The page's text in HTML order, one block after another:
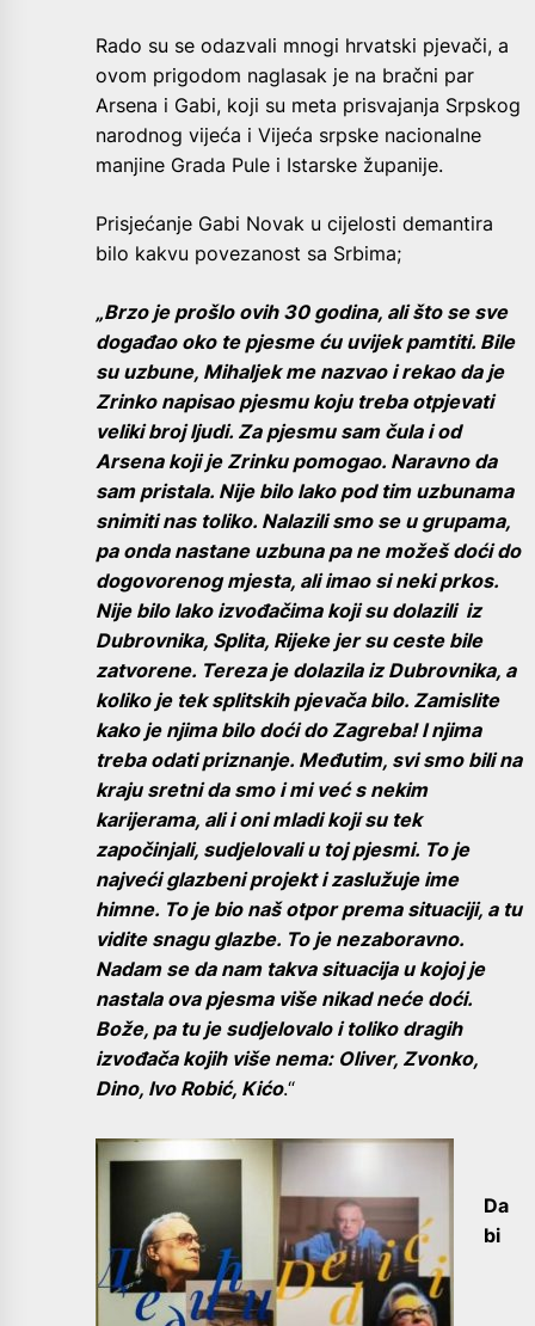
Rado su se odazvali mnogi hrvatski pjevači, a
ovom prigodom naglasak je na bračni par
Arsena i Gabi, koji su meta prisvajanja Srpskog
narodnog vijeća i Vijeća srpske nacionalne
manjine Grada Pule i Istarske županije.
Prisjećanje Gabi Novak u cijelosti demantira
bilo kakvu povezanost sa Srbima;
„Brzo je prošlo ovih 30 godina, ali što se sve
događao oko te pjesme ću uvijek pamtiti. Bile
su uzbune, Mihaljek me nazvao i rekao da je
Zrinko napisao pjesmu koju treba otpjevati
veliki broj ljudi. Za pjesmu sam čula i od
Arsena koji je Zrinku pomogao. Naravno da
sam pristala. Nije bilo lako pod tim uzbunama
snimiti nas toliko. Nalazili smo se u grupama,
pa onda nastane uzbuna pa ne možeš doći do
dogovorenog mjesta, ali imao si neki prkos.
Nije bilo lako izvođačima koji su dolazili iz
Dubrovnika, Splita, Rijeke jer su ceste bile
zatvorene. Tereza je dolazila iz Dubrovnika, a
koliko je tek splitskih pjevača bilo. Zamislite
kako je njima bilo doći do Zagreba! I njima
treba odati priznanje. Međutim, svi smo bili na
kraju sretni da smo i mi već s nekim
karijerama, ali i oni mladi koji su tek
započinjali, sudjelovali u toj pjesmi. To je
najveći glazbeni projekt i zaslužuje ime
himne. To je bio naš otpor prema situaciji, a tu
vidite snagu glazbe. To je nezaboravno.
Nadam se da nam takva situacija u kojoj je
nastala ova pjesma više nikad neće doći.
Bože, pa tu je sudjelovalo i toliko dragih
izvođača kojih više nema: Oliver, Zvonko,
Dino, Ivo Robić, Kićo.“
Da
bi